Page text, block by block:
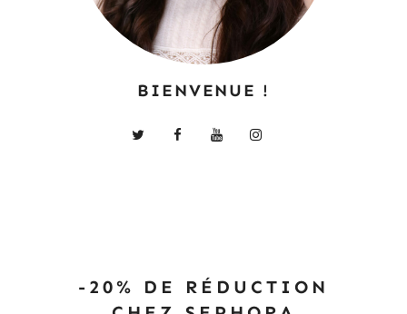
BIENVENUE !
-20% DE RÉDUCTION